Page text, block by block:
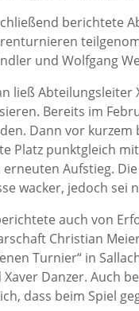
berichtete
und Wolfgang
ließ Abteilungsleiter
Bereits im
Dann vor
Platz punktgleich
erneuten Aufstieg.
wacker, jedoch sei
auch von
Christian
Turnier“ in
Xaver Danzer. Auch
dass beim Spiel